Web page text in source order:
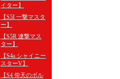
イター】
【S5I 一撃マスタ
ー】
【S5R 連撃マス
ター】
【S4a シャイニー
スターV】
【S4 仰天のボル